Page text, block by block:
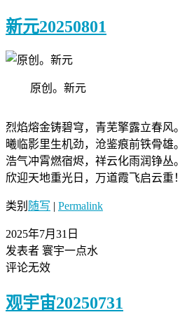
新元20250801
原创。新元
烈焰熔金铸碧穹，青芜擎露立春风。
曦临影里生机劲，​沧鉴痕前铁骨雄。
浩气冲霄燃宿烬，祥云化雨润铮丛。
欣迎天地重光日，万道霞飞启云重！
类别 随写 | Permalink
2025年7月31日
发表者 寰宇一点水
评论无效
观宇宙20250731